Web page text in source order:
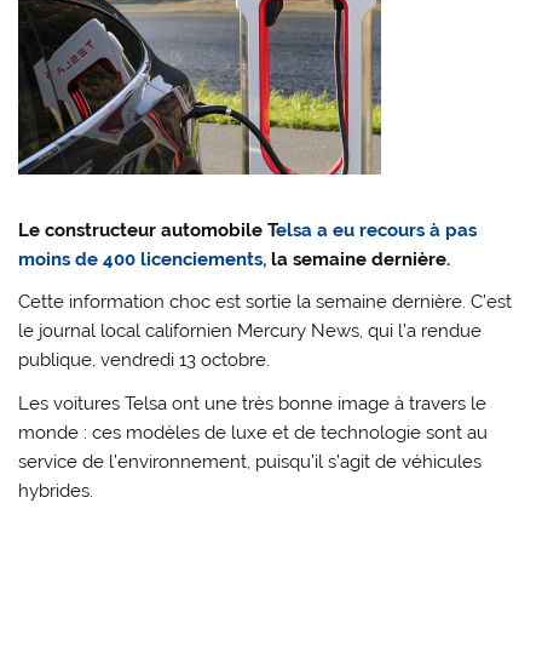
Le constructeur automobile Telsa a eu recours à pas
moins de 400 licenciements, la semaine dernière.
Cette information choc est sortie la semaine dernière. C’est
le journal local californien Mercury News, qui l’a rendue
publique, vendredi 13 octobre.
Les voitures Telsa ont une très bonne image à travers le
monde : ces modèles de luxe et de technologie sont au
service de l’environnement, puisqu’il s’agit de véhicules
hybrides.